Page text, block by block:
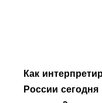
Как
России